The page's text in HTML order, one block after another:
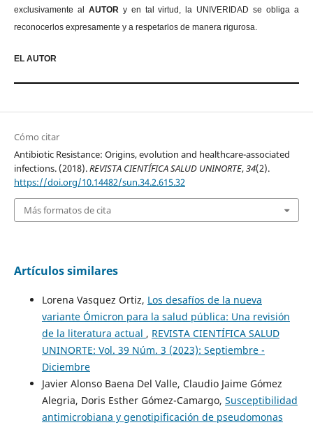
exclusivamente al AUTOR y en tal virtud, la UNIVERIDAD se obliga a
reconocerlos expresamente y a respetarlos de manera rigurosa.
EL AUTOR
Cómo citar
Antibiotic Resistance: Origins, evolution and healthcare-associated
infections. (2018).REVISTA CIENTÍFICA SALUD UNINORTE,34(2).
https://doi.org/10.14482/sun.34.2.615.32
Más formatos de cita
Artículos similares
Lorena Vasquez Ortiz, Los desafíos de la nueva
variante Ómicron para la salud pública: Una revisión
de la literatura actual , REVISTA CIENTÍFICA SALUD
UNINORTE: Vol. 39 Núm. 3 (2023): Septiembre -
Diciembre
Javier Alonso Baena Del Valle, Claudio Jaime Gómez
Alegria, Doris Esther Gómez-Camargo, Susceptibilidad
antimicrobiana y genotipificación de pseudomonas